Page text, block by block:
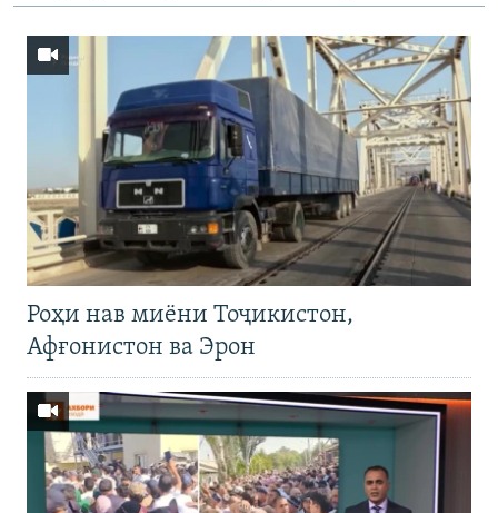
Роҳи нав миёни Тоҷикистон,
Афғонистон ва Эрон